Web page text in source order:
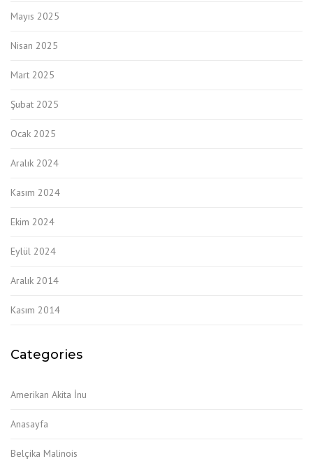
Mayıs 2025
Nisan 2025
Mart 2025
Şubat 2025
Ocak 2025
Aralık 2024
Kasım 2024
Ekim 2024
Eylül 2024
Aralık 2014
Kasım 2014
Categories
Amerikan Akita İnu
Anasayfa
Belçika Malinois